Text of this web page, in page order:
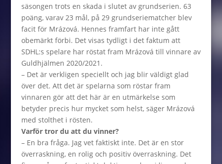
säsongen trots en skada i slutet av grundserien. 63
poäng, varav 23 mål, på 29 grundseriematcher blev
facit för Mrázová. Hennes framfart har inte gått
obemärkt förbi. Det visas tydligt i det faktum att
SDHL:s spelare har röstat fram Mrázová till vinnare av
Guldhjälmen 2020/2021.
– Det är verkligen speciellt och jag blir väldigt glad
över det. Att det är spelarna som röstar fram
vinnaren gör att det här är en utmärkelse som
betyder precis hur mycket som helst, säger Mrázová
med stolthet i rösten.
Varför tror du att du vinner?
– En bra fråga. Jag vet faktiskt inte. Det är en stor
överraskning, en rolig och positiv överraskning. Det